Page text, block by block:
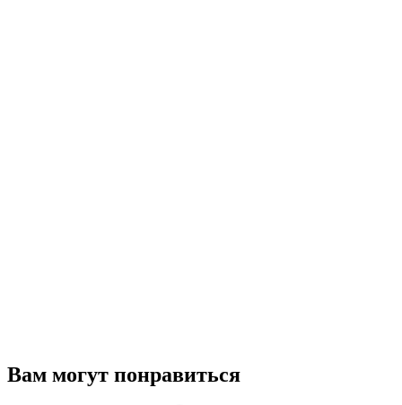
Вам могут понравиться